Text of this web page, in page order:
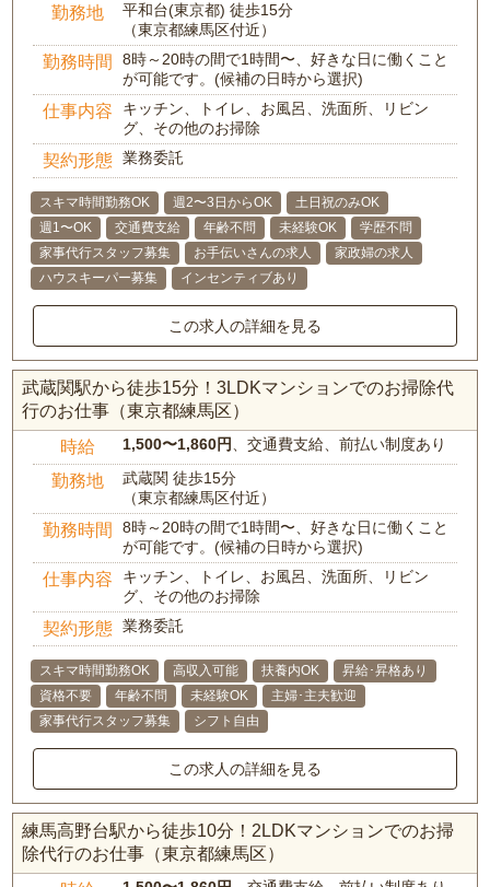
勤務地
平和台(東京都) 徒歩15分
（東京都練馬区付近）
勤務時間
8時～20時の間で1時間〜、好きな日に働くこと
が可能です。(候補の日時から選択)
仕事内容
キッチン、トイレ、お風呂、洗面所、リビン
グ、その他のお掃除
契約形態 業務委託
スキマ時間勤務OK 週2〜3日からOK
土日祝のみOK
週1〜OK
交通費支給 年齢不問 未経験OK
学歴不問
家事代行スタッフ募集
お手伝いさんの求人
家政婦の求人
ハウスキーパー募集
インセンティブあり
この求人の詳細を見る
武蔵関駅から徒歩15分！3LDKマンションでのお掃除代
行のお仕事（東京都練馬区）
時給 1,500〜1,860円 、交通費支給、前払い制度あり
勤務地
武蔵関 徒歩15分
（東京都練馬区付近）
勤務時間
8時～20時の間で1時間〜、好きな日に働くこと
が可能です。(候補の日時から選択)
仕事内容
キッチン、トイレ、お風呂、洗面所、リビン
グ、その他のお掃除
契約形態 業務委託
スキマ時間勤務OK 高収入可能 扶養内OK
昇給･昇格あり
資格不要
年齢不問 未経験OK
主婦･主夫歓迎
家事代行スタッフ募集
シフト自由
この求人の詳細を見る
練馬高野台駅から徒歩10分！2LDKマンションでのお掃
除代行のお仕事（東京都練馬区）